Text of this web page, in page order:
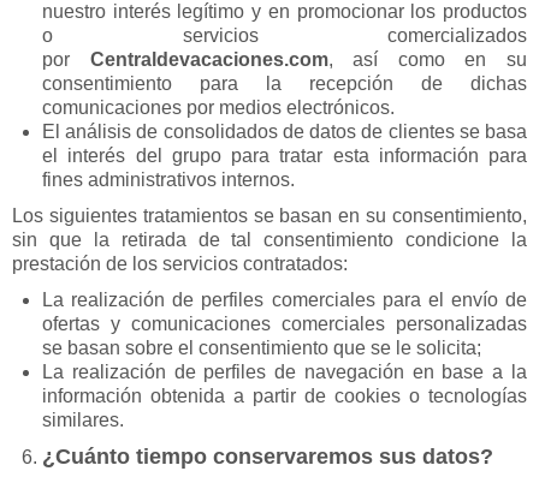
nuestro interés legítimo y en promocionar los productos
o servicios comercializados
por Centraldevacaciones.com, así como en su
consentimiento para la recepción de dichas
comunicaciones por medios electrónicos.
El análisis de consolidados de datos de clientes se basa
el interés del grupo para tratar esta información para
fines administrativos internos.
Los siguientes tratamientos se basan en su consentimiento,
sin que la retirada de tal consentimiento condicione la
prestación de los servicios contratados:
La realización de perfiles comerciales para el envío de
ofertas y comunicaciones comerciales personalizadas
se basan sobre el consentimiento que se le solicita;
La realización de perfiles de navegación en base a la
información obtenida a partir de cookies o tecnologías
similares.
¿Cuánto tiempo conservaremos sus datos?